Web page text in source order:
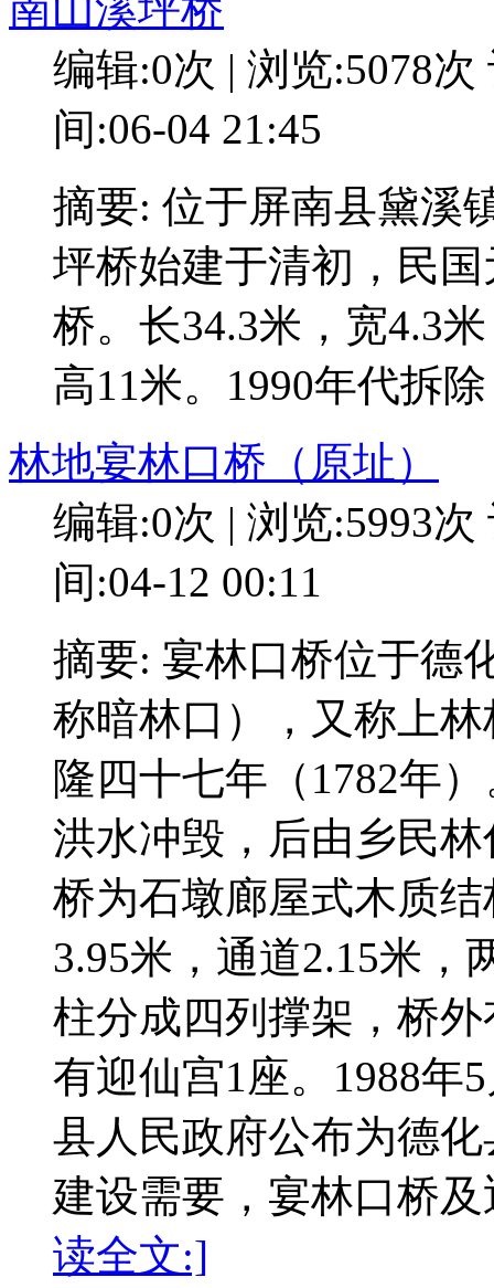
编辑:0次 | 浏览:5078次
间:06-04 21:45
摘要: 位于屏南县黛溪
坪桥始建于清初，民
桥。长34.3米，宽4.3
高11米。1990年代拆
林地宴林口桥（原址）
编辑:0次 | 浏览:5993次
间:04-12 00:11
摘要: 宴林口桥位于德
称暗林口），又称上
隆四十七年（1782年
洪水冲毁，后由乡民
桥为石墩廊屋式木质
3.95米，通道2.15米，
柱分成四列撑架，桥
有迎仙宫1座。1988年
县人民政府公布为德
建设需要，宴林口桥
读全文:]